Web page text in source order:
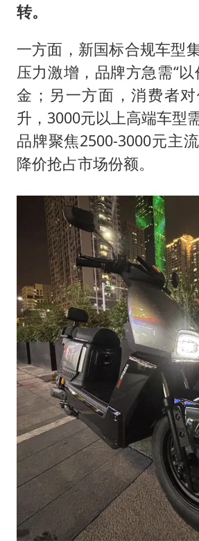
转。
一方面，新国标合规车型
压力激增，品牌方急需“
金；另一方面，消费者
升，3000元以上高端车型
品牌聚焦2500-3000元主
降价抢占市场份额。